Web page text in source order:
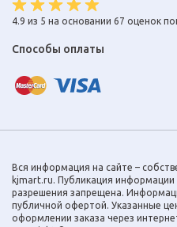
4.9 из 5 на основании 67 оценок
Способы оплаты
Вся информация на сайте –
kjmart.ru. Публикация
разрешения запрещена.
публичной офертой. Указанные
оформлении заказа через